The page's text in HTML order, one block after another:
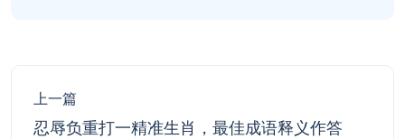
上一篇
忍辱负重打一精准生肖，最佳成语释义作答